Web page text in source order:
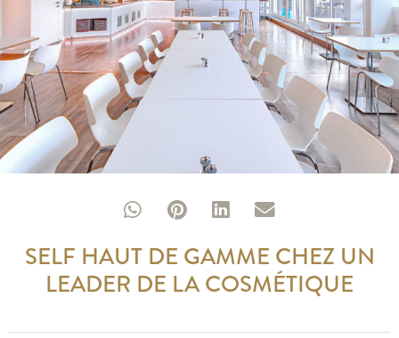
SELF HAUT DE GAMME CHEZ UN
LEADER DE LA COSMÉTIQUE